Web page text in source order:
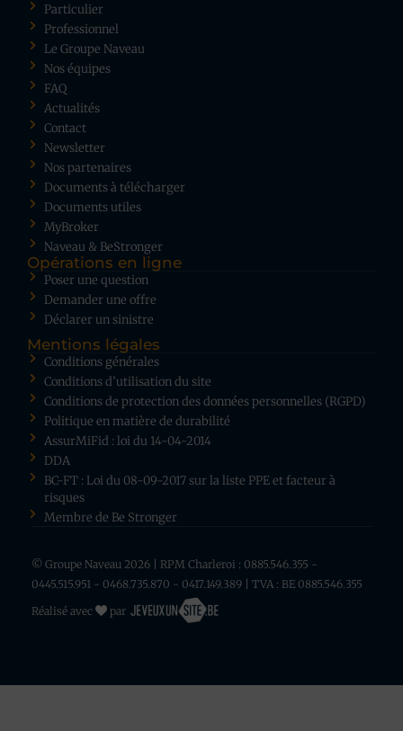
Particulier
Professionnel
Le Groupe Naveau
Nos équipes
FAQ
Actualités
Contact
Newsletter
Nos partenaires
Documents à télécharger
Documents utiles
MyBroker
Naveau & BeStronger
Opérations en ligne
Poser une question
Demander une offre
Déclarer un sinistre
Mentions légales
Conditions générales
Conditions d’utilisation du site
Conditions de protection des données personnelles (RGPD)
Politique en matière de durabilité
AssurMiFid : loi du 14-04-2014
DDA
BC-FT : Loi du 08-09-2017 sur la liste PPE et facteur à
risques
Membre de Be Stronger
© Groupe Naveau 2026 | RPM Charleroi : 0885.546.355 -
0445.515.951 - 0468.735.870 - 0417.149.389 | TVA : BE 0885.546.355
Réalisé avec par